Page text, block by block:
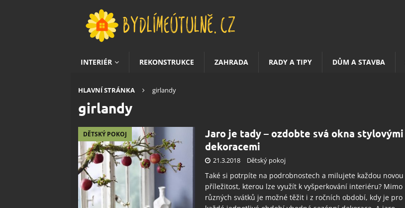
INTERIÉR REKONSTRUKCE ZAHRADA RADY A TIPY DŮM A STAVBA
HLAVNÍ STRÁNKA girlandy
girlandy
DĚTSKÝ POKOJ
Jaro je tady – ozdobte svá okna stylovými
dekoracemi
21.3.2018 Dětský pokoj
Také si potrpíte na podrobnostech a milujete každou novou
příležitost, kterou lze využít k vyšperkování interiéru? Mimo
různých svátků je možné těžit i z ročních období, kdy je pro